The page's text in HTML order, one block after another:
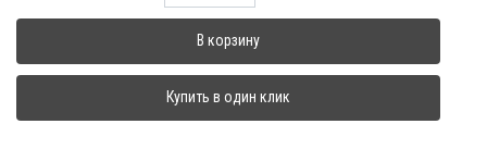
кресло
"P155
EL
PRINCIPE"
В корзину
Купить в один клик